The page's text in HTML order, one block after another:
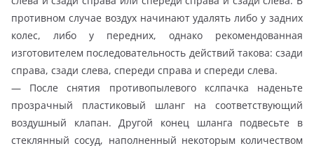
противном случае воздух начинают удалять либо у задних
колес, либо у передних, однако рекомендованная
изготовителем последовательность действий такова: сзади
справа, сзади слева, спереди справа и спереди слева.
— После снятия противопылевого кслпачка наденьте
прозрачный пластиковый шланг на соответствующий
воздушный клапан. Другой конец шланга подвесьте в
стеклянный сосуд, наполненный некоторым количеством